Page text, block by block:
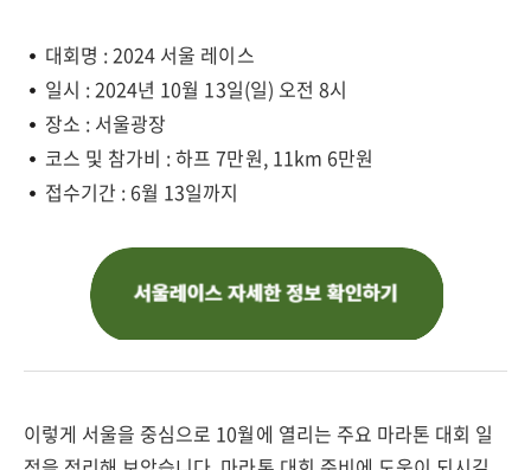
대회명 : 2024 서울 레이스
일시 : 2024년 10월 13일(일) 오전 8시
장소 : 서울광장
코스 및 참가비 : 하프 7만원, 11km 6만원
접수기간 : 6월 13일까지
이렇게 서울을 중심으로 10월에 열리는 주요 마라톤 대회 일